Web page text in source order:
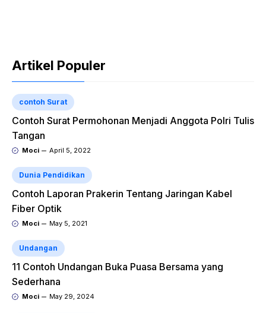
Artikel Populer
contoh Surat
Contoh Surat Permohonan Menjadi Anggota Polri Tulis
Tangan
Moci April 5, 2022
Dunia Pendidikan
Contoh Laporan Prakerin Tentang Jaringan Kabel
Fiber Optik
Moci May 5, 2021
Undangan
11 Contoh Undangan Buka Puasa Bersama yang
Sederhana
Moci May 29, 2024